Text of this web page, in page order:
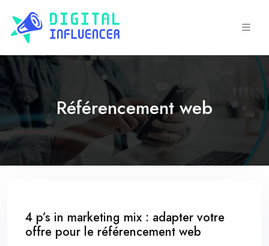
Référencement web
4 p’s in marketing mix : adapter votre
offre pour le référencement web